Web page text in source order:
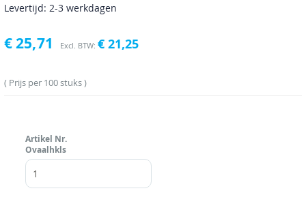
Levertijd: 2-3 werkdagen
€ 25,71 € 21,25
Prijs per 100 stuks
Artikel Nr.
Ovaalhkls